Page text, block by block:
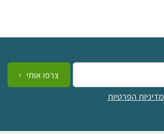
מדיניות הפרטיות
צרפו אותי